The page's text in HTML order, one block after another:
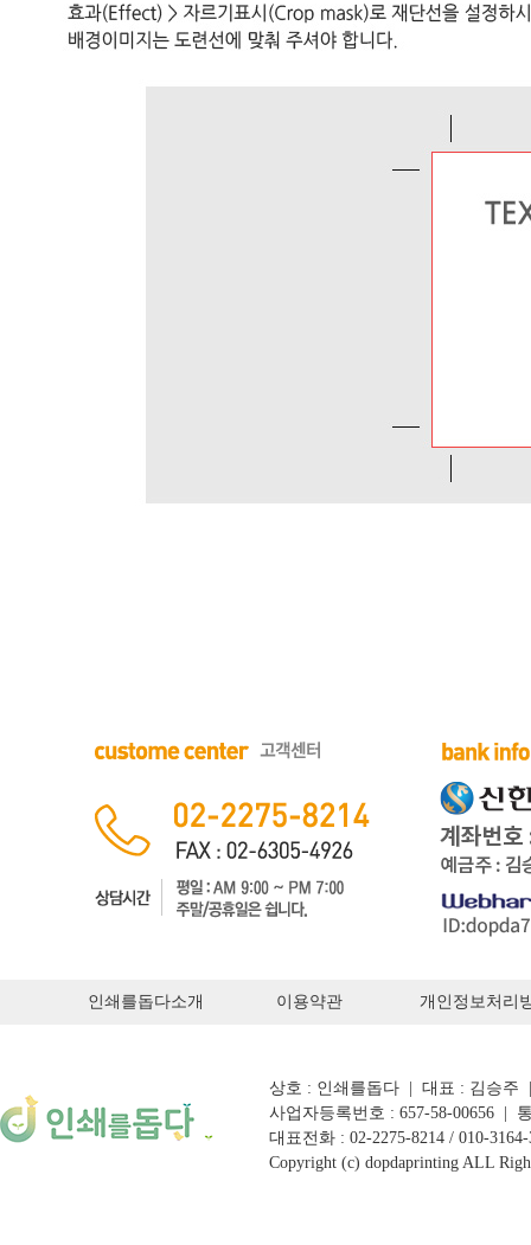
인쇄를돕다소개 이용약관 개인정보처리
상호 : 인쇄를돕다 | 대표 : 김승주
사업자등록번호 : 657-58-00656 |
대표전화 : 02-2275-8214 / 010-
Copyright (c) dopdaprinting ALL